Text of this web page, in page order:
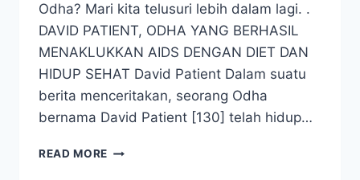
Odha? Mari kita telusuri lebih dalam lagi. .
DAVID PATIENT, ODHA YANG BERHASIL
MENAKLUKKAN AIDS DENGAN DIET DAN
HIDUP SEHAT David Patient Dalam suatu
berita menceritakan, seorang Odha
bernama David Patient [130] telah hidup…
READ MORE HATI-